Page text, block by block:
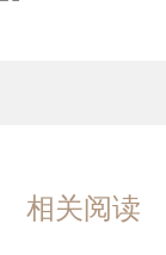
相关阅读